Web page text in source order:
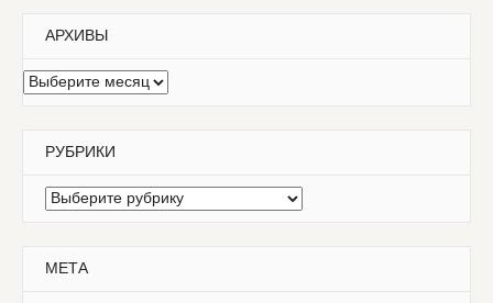
АРХИВЫ
Архивы
РУБРИКИ
Рубрики
МЕТА